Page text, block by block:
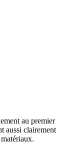
au premier
aussi clairement